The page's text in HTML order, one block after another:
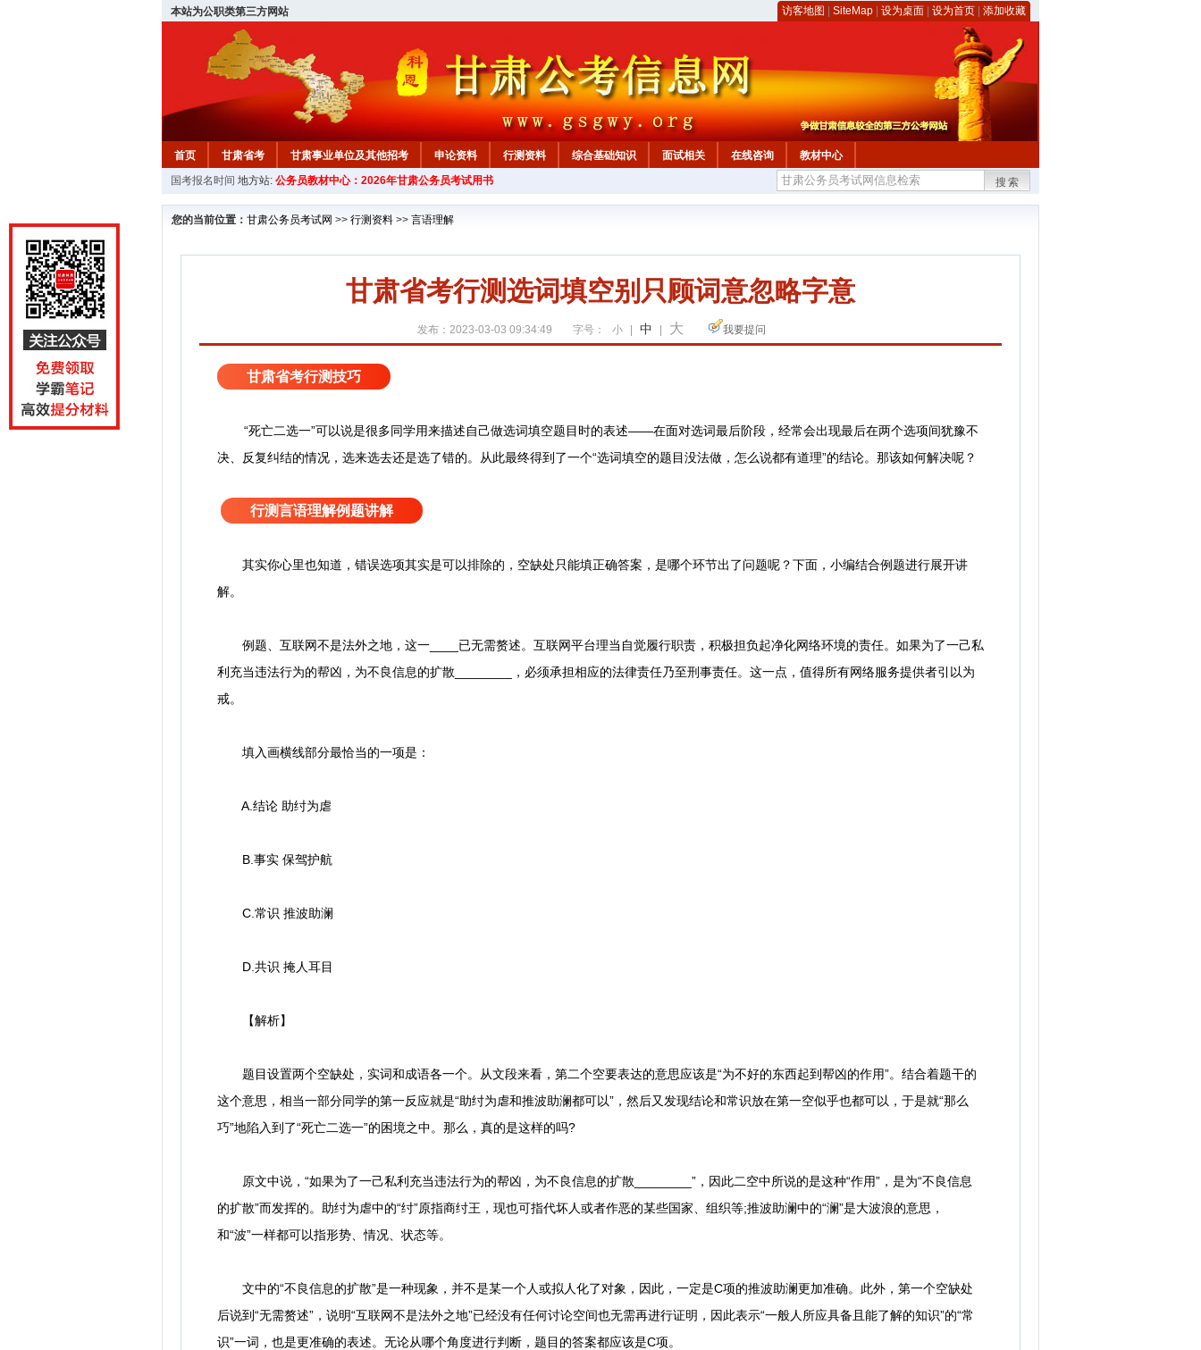
本站为公职类第三方网站 访客地图 SiteMap 设为桌面 设为首页 添加收藏
首页 甘肃省考 甘肃事业单位及其他招考 申论资料 行测资料 综合基础知识 面试相关 在线咨询
教材中心
国考报名时间 地方站: 公务员教材中心：2026年甘肃公务员考试用书 搜索
您的当前位置： 甘肃公务员考试网 >> 行测资料 >> 言语理解
甘肃省考行测选词填空别只顾词意忽略字意
发布：2023-03-03 09:34:49 字号： 小 中 大 我要提问
甘肃省考行测技巧
“死亡二选一”可以说是很多同学用来描述自己做选词填空题目时的表述——在面对选词最后阶段，经常会出现最后在两个选项间犹豫不
决、反复纠结的情况，选来选去还是选了错的。从此最终得到了一个“选词填空的题目没法做，怎么说都有道理”的结论。那该如何解决呢？
行测言语理解例题讲解
其实你心里也知道，错误选项其实是可以排除的，空缺处只能填正确答案，是哪个环节出了问题呢？下面，小编结合例题进行展开讲
解。
例题、互联网不是法外之地，这一____已无需赘述。互联网平台理当自觉履行职责，积极担负起净化网络环境的责任。如果为了一己私
利充当违法行为的帮凶，为不良信息的扩散________，必须承担相应的法律责任乃至刑事责任。这一点，值得所有网络服务提供者引以为
戒。
填入画横线部分最恰当的一项是：
A.结论 助纣为虐
B.事实 保驾护航
C.常识 推波助澜
D.共识 掩人耳目
【解析】
题目设置两个空缺处，实词和成语各一个。从文段来看，第二个空要表达的意思应该是“为不好的东西起到帮凶的作用”。结合着题干的
这个意思，相当一部分同学的第一反应就是“助纣为虐和推波助澜都可以”，然后又发现结论和常识放在第一空似乎也都可以，于是就“那么
巧”地陷入到了“死亡二选一”的困境之中。那么，真的是这样的吗?
原文中说，“如果为了一己私利充当违法行为的帮凶，为不良信息的扩散________”，因此二空中所说的是这种“作用”，是为“不良信息
的扩散”而发挥的。助纣为虐中的“纣”原指商纣王，现也可指代坏人或者作恶的某些国家、组织等;推波助澜中的“澜”是大波浪的意思，
和“波”一样都可以指形势、情况、状态等。
文中的“不良信息的扩散”是一种现象，并不是某一个人或拟人化了对象，因此，一定是C项的推波助澜更加准确。此外，第一个空缺处
后说到“无需赘述”，说明“互联网不是法外之地”已经没有任何讨论空间也无需再进行证明，因此表示“一般人所应具备且能了解的知识”的“常
识”一词，也是更准确的表述。无论从哪个角度进行判断，题目的答案都应该是C项。